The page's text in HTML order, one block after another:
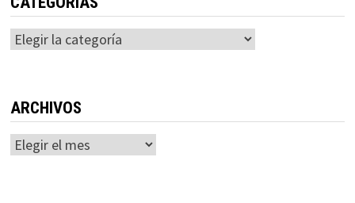
Categorías
ARCHIVOS
Archivos